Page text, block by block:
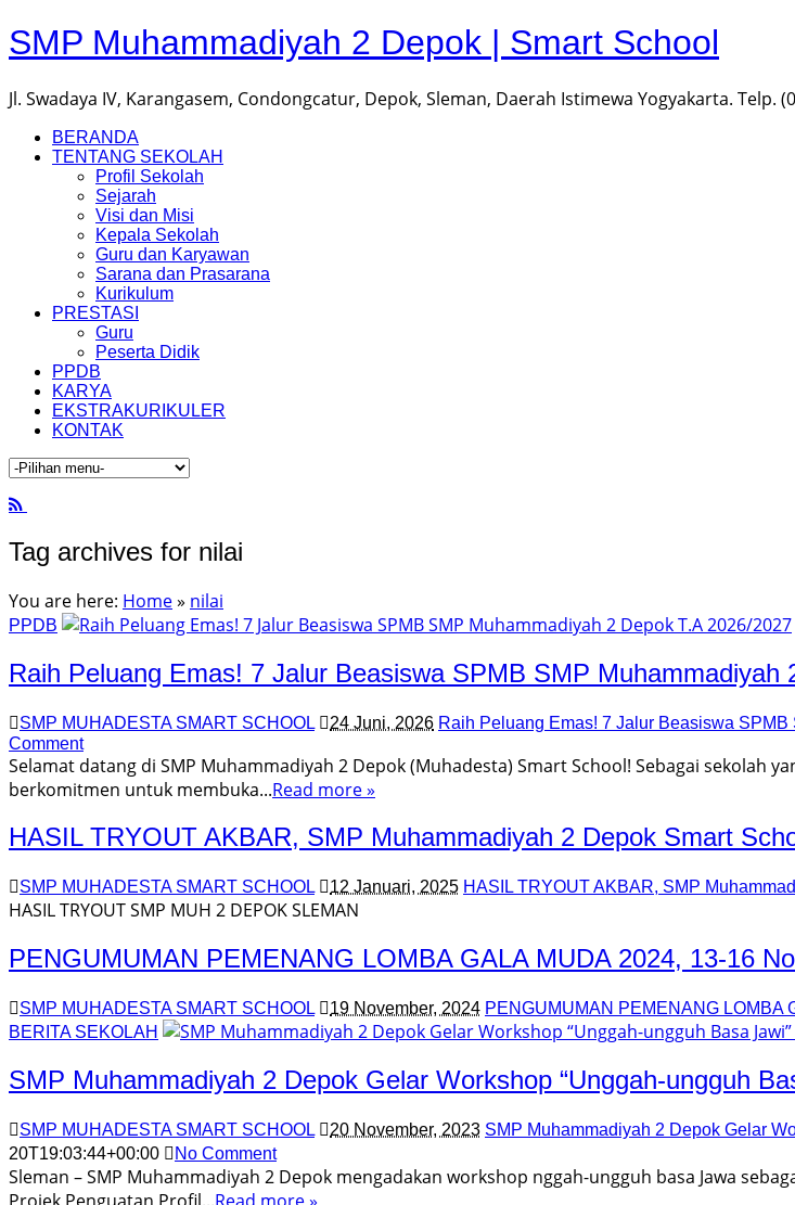
SMP Muhammadiyah 2 Depok | Smart School
Jl. Swadaya IV, Karangasem, Condongcatur, Depok, Sleman, Daerah Istimewa Yogyakarta. Telp.
BERANDA
TENTANG SEKOLAH
Profil Sekolah
Sejarah
Visi dan Misi
Kepala Sekolah
Guru dan Karyawan
Sarana dan Prasarana
Kurikulum
PRESTASI
Guru
Peserta Didik
PPDB
KARYA
EKSTRAKURIKULER
KONTAK
Tag archives for nilai
You are here: Home» nilai
PPDB
Raih Peluang Emas! 7 Jalur Beasiswa SPMB SMP Muhammadiyah
SMP MUHADESTA SMART SCHOOL 24 Juni, 2026 Raih Peluang Emas! 7 Jalur Beasiswa
Comment
Selamat datang di SMP Muhammadiyah 2 Depok (Muhadesta) Smart School! Sebagai sekolah
berkomitmen untuk membuka...Read more »
HASIL TRYOUT AKBAR, SMP Muhammadiyah 2 Depok Smart
SMP MUHADESTA SMART SCHOOL 12 Januari, 2025 HASIL TRYOUT AKBAR, SMP
HASIL TRYOUT SMP MUH 2 DEPOK SLEMAN
PENGUMUMAN PEMENANG LOMBA GALA MUDA 2024, 13-16
SMP MUHADESTA SMART SCHOOL 19 November, 2024 PENGUMUMAN PEMENANG LOMBA
BERITA SEKOLAH
SMP Muhammadiyah 2 Depok Gelar Workshop “Unggah-ungguh
SMP MUHADESTA SMART SCHOOL 20 November, 2023 SMP Muhammadiyah 2 Depok Gelar
20T19:03:44+00:00
No Comment
Sleman – SMP Muhammadiyah 2 Depok mengadakan workshop nggah-ungguh basa Jawa